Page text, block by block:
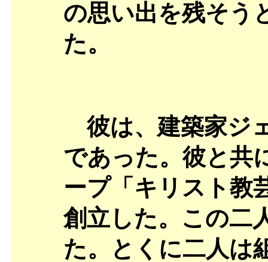
の思い出を残そう
た。
彼は、建築家ジ
であった。彼と共
ープ「キリスト教
創立した。この二
た。とくに二人は